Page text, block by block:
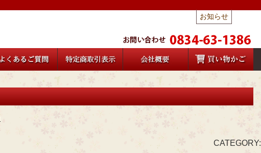
お知らせ
CATEGORY: